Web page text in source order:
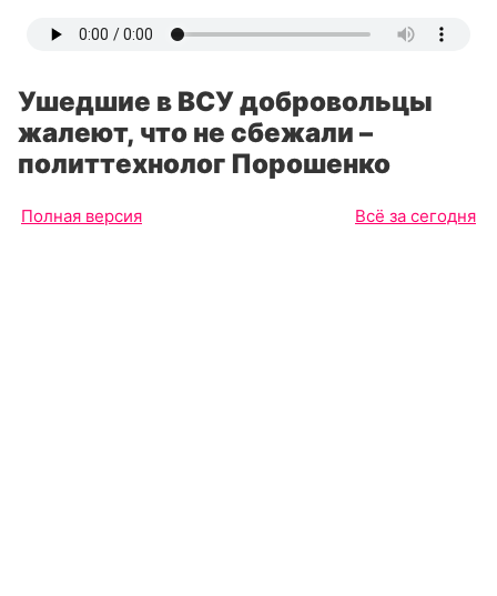
Ушедшие в ВСУ добровольцы
жалеют, что не сбежали –
политтехнолог Порошенко
Полная версия Всё за сегодня